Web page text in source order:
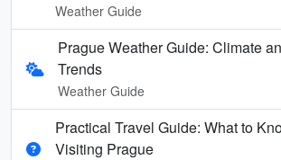
Weather Guide
Prague Weather Guide: Climate
Trends
Weather Guide
Practical Travel Guide: What to
Visiting Prague